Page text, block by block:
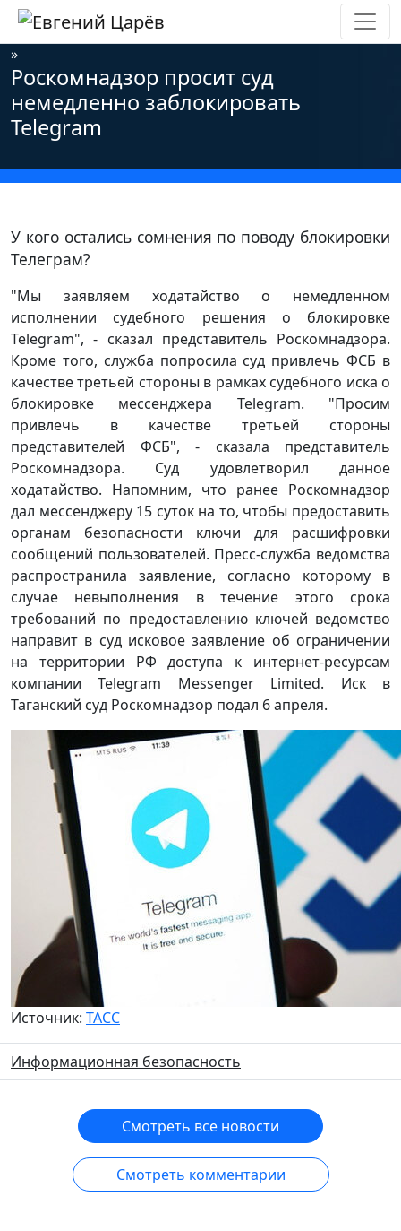
Главная»Новости»Информационная безопасность
»
Роскомнадзор просит суд
немедленно заблокировать
Telegram
У кого остались сомнения по поводу блокировки
Телеграм?
"Мы заявляем ходатайство о немедленном
исполнении судебного решения о блокировке
Telegram", - сказал представитель Роскомнадзора.
Кроме того, служба попросила суд привлечь ФСБ в
качестве третьей стороны в рамках судебного иска о
блокировке мессенджера Telegram. "Просим
привлечь в качестве третьей стороны
представителей ФСБ", - сказала представитель
Роскомнадзора. Суд удовлетворил данное
ходатайство. Напомним, что ранее Роскомнадзор
дал мессенджеру 15 суток на то, чтобы предоставить
органам безопасности ключи для расшифровки
сообщений пользователей. Пресс-служба ведомства
распространила заявление, согласно которому в
случае невыполнения в течение этого срока
требований по предоставлению ключей ведомство
направит в суд исковое заявление об ограничении
на территории РФ доступа к интернет-ресурсам
компании Telegram Messenger Limited. Иск в
Таганский суд Роскомнадзор подал 6 апреля.
Источник: ТАСС
Информационная безопасность
Смотреть все новости
Смотреть комментарии